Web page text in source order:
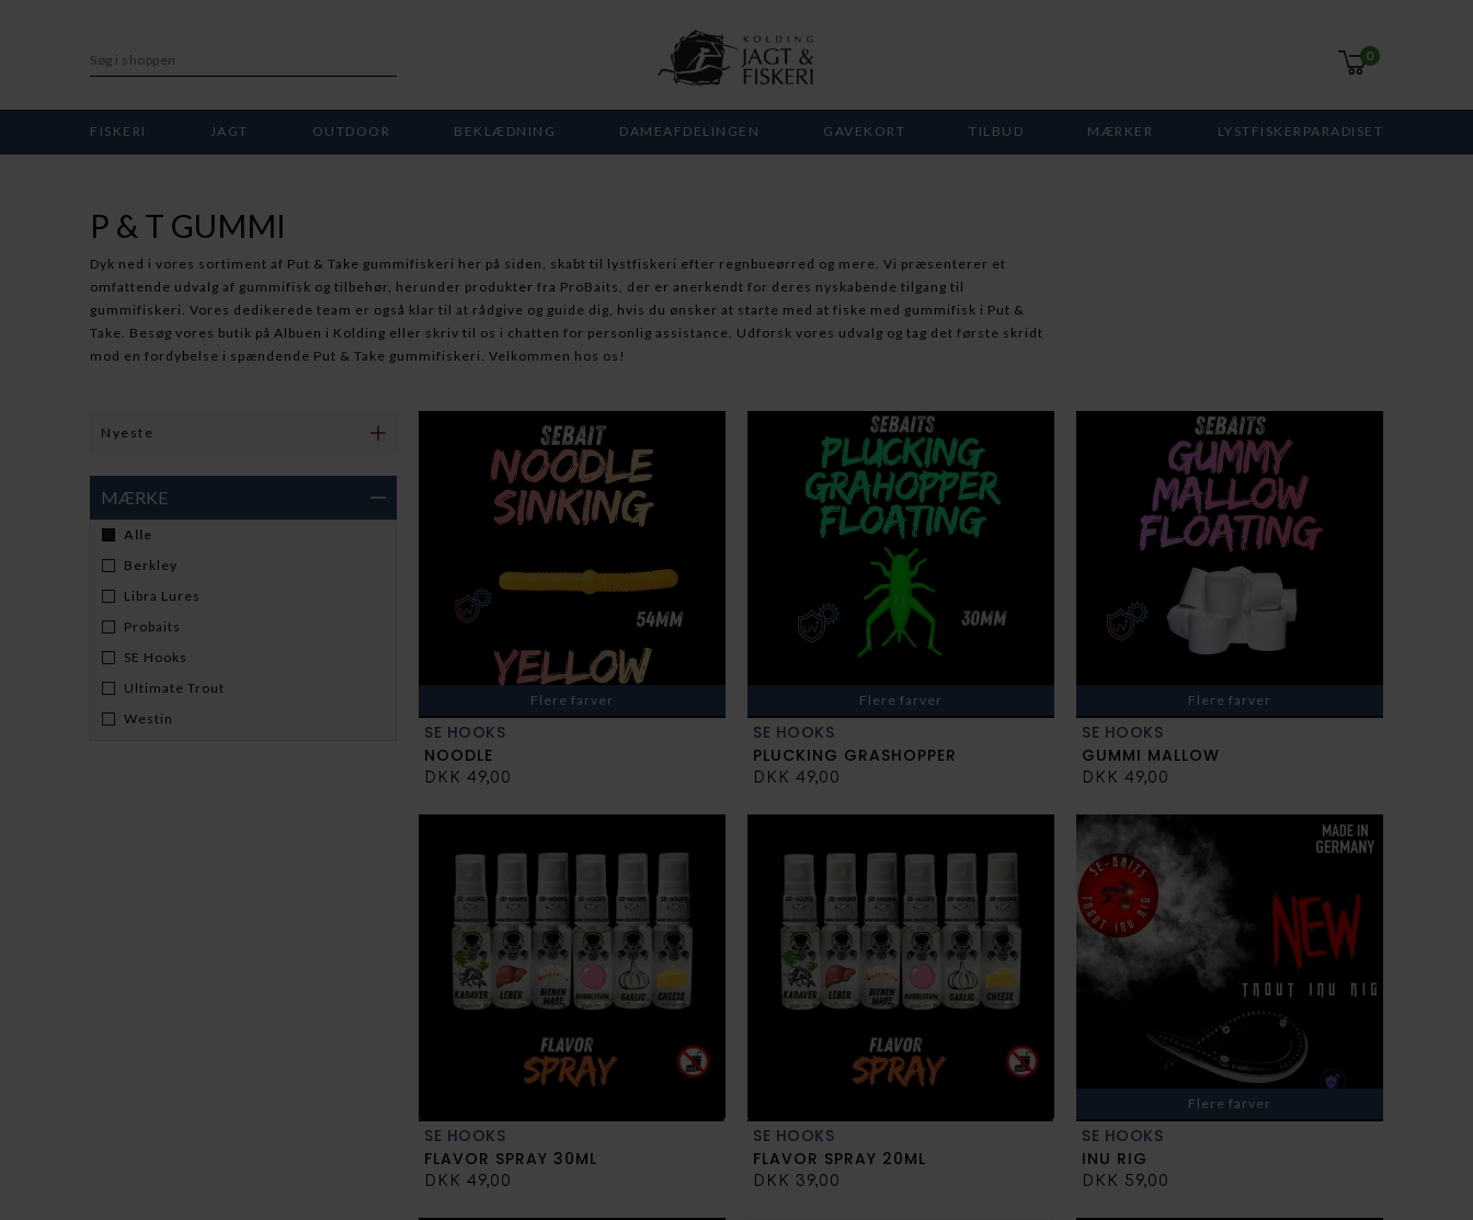
0
FISKERI JAGT OUTDOOR BEKLÆDNING DAMEAFDELINGEN GAVEKORT TILBUD MÆRKER LYSTFISKERPARADISET
P & T GUMMI
Dyk ned i vores sortiment af Put & Take gummifiskeri her på siden, skabt til lystfiskeri efter regnbueørred og mere. Vi præsenterer et
omfattende udvalg af gummifisk og tilbehør, herunder produkter fra ProBaits, der er anerkendt for deres nyskabende tilgang til
gummifiskeri. Vores dedikerede team er også klar til at rådgive og guide dig, hvis du ønsker at starte med at fiske med gummifisk i Put &
Take. Besøg vores butik på Albuen i Kolding eller skriv til os i chatten for personlig assistance. Udforsk vores udvalg og tag det første skridt
mod en fordybelse i spændende Put & Take gummifiskeri. Velkommen hos os!
MÆRKE
Alle
Berkley
Libra Lures
Probaits
SE Hooks
Ultimate Trout
Westin
Flere farver
SE HOOKS
NOODLE
DKK 49,00
Flere farver
SE HOOKS
PLUCKING GRASHOPPER
DKK 49,00
Flere farver
SE HOOKS
GUMMI MALLOW
DKK 49,00
SE HOOKS
FLAVOR SPRAY 30ML
DKK 49,00
SE HOOKS
FLAVOR SPRAY 20ML
DKK 39,00
Flere farver
SE HOOKS
INU RIG
DKK 59,00